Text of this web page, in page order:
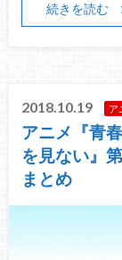
続きを読む
2018.10.19 ア
アニメ『青
を見ない』
まとめ